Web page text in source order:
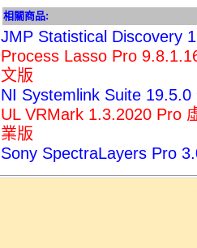
相關商品:
JMP Statistical Discovery
Process Lasso Pro
文版
NI Systemlink Suite
UL VRMark 1.3.2020 Pro
業版
Sony SpectraLayers Pro